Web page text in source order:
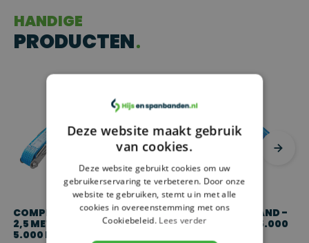
HANDIGE
PRODUCTEN
COMPLETE SPANBAND -
2,5 METER - 50 MM -
5.000 KG
COMPLETE SPANBAND -
3 METER - 50 MM - 5.000
Deze website maakt gebruik
van cookies.
Deze website gebruikt cookies om uw
gebruikerservaring te verbeteren. Door onze
website te gebruiken, stemt u in met alle
cookies in overeenstemming met ons
Cookiebeleid. Lees verder